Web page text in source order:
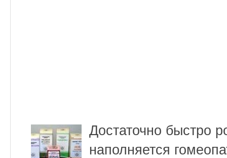
Достаточно быстро
наполняется